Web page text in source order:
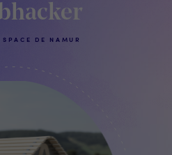
DE NAMUR